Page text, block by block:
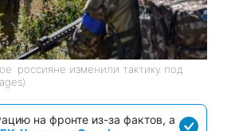
россияне изменили тактику под
на фронте из-за фактов, а